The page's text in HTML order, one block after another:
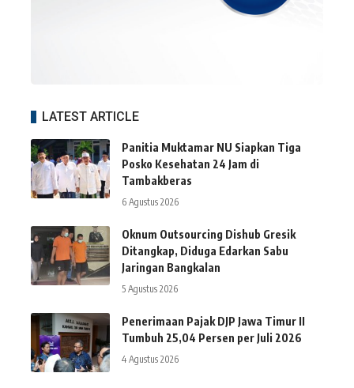
LATEST ARTICLE
Panitia Muktamar NU Siapkan Tiga
Posko Kesehatan 24 Jam di
Tambakberas
6 Agustus 2026
Oknum Outsourcing Dishub Gresik
Ditangkap, Diduga Edarkan Sabu
Jaringan Bangkalan
5 Agustus 2026
Penerimaan Pajak DJP Jawa Timur II
Tumbuh 25,04 Persen per Juli 2026
4 Agustus 2026